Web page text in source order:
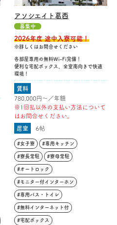
アソシエイト葛西
募集中
2026年度 途中入寮可能！
※詳しくはお問合せください
各部屋専用の無料Wi-Fi完備！
便利な宅配ボックス、全室南向きで快適
環境！
賃料
780,000円〜／年額
※1回払以外の支払い方法について
はお問合せください。
居室 6帖
#女子寮 #専用キッチン
#寮長常駐 #寮母常駐
#オートロック
#モニター付インターホン
#専用バス・トイレ
#無料インターネット付
#宅配ボックス